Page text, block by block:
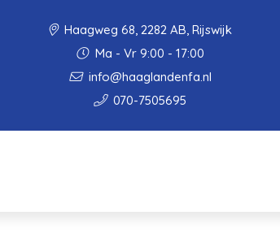
Haagweg 68, 2282 AB, Rijswijk
Ma - Vr 9:00 - 17:00
info@haaglandenfa.nl
070-7505695